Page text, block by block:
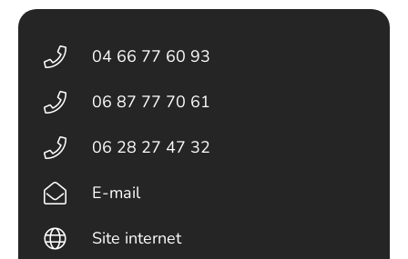
04 66 77 60 93
06 87 77 70 61
06 28 27 47 32
E-mail
Site internet